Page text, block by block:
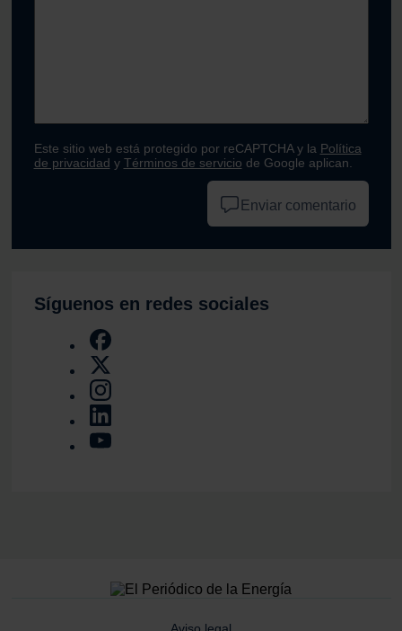
Este sitio web está protegido por reCAPTCHA y la Política
de privacidad y Términos de servicio de Google aplican.
Enviar comentario
Síguenos en redes sociales